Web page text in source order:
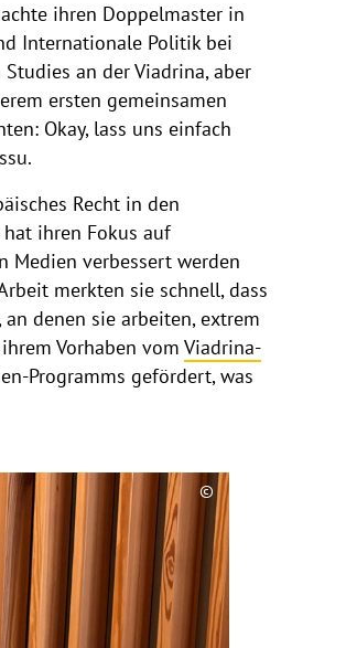
ihren Doppelmaster in
Internationale Politik bei
an der Viadrina, aber
ersten gemeinsamen
Okay, lass uns einfach
Recht in den
ihren Fokus auf
Medien verbessert werden
merkten sie schnell, dass
denen sie arbeiten, extrem
Vorhaben vom Viadrina-
Programms gefördert, was
©
C
o
p
y
r